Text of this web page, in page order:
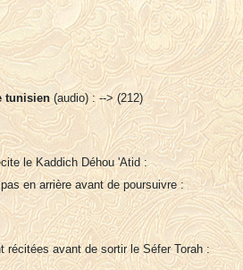
tunisien(audio) : --> (212)
le Kaddich Déhou 'Atid :
en arrière avant de poursuivre :
récitées avant de sortir le Séfer Torah :